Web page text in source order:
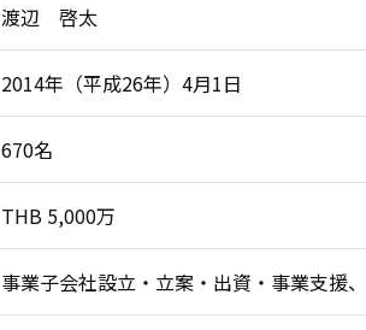
渡辺 啓太
2014年（平成26年）4月1日
670名
THB 5,000万
事業子会社設立・立案・出資・事業支援